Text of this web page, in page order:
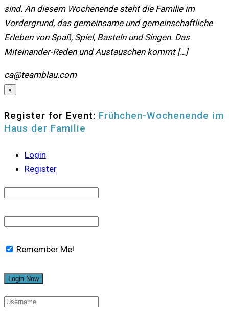
sind. An diesem Wochenende steht die Familie im
Vordergrund, das gemeinsame und gemeinschaftliche
Erleben von Spaß, Spiel, Basteln und Singen. Das
Miteinander-Reden und Austauschen kommt […]
ca@teamblau.com
×
Register for Event: Frühchen-Wochenende im
Haus der Familie
Login
Register
Remember Me!